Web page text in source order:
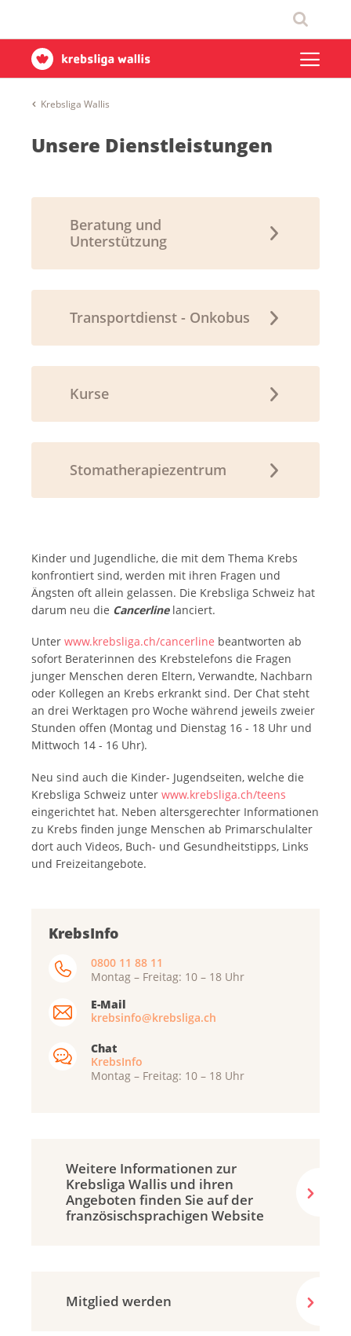
Krebsliga Wallis
Unsere Dienstleistungen
Beratung und
Unterstützung
Transportdienst - Onkobus
Kurse
Stomatherapiezentrum
Kinder und Jugendliche, die mit dem Thema Krebs
konfrontiert sind, werden mit ihren Fragen und
Ängsten oft allein gelassen. Die Krebsliga Schweiz hat
darum neu die Cancerlinelanciert.
Unter www.krebsliga.ch/cancerline beantworten ab
sofort Beraterinnen des Krebstelefons die Fragen
junger Menschen deren Eltern, Verwandte, Nachbarn
oder Kollegen an Krebs erkrankt sind. Der Chat steht
an drei Werktagen pro Woche während jeweils zweier
Stunden offen (Montag und Dienstag 16 - 18 Uhr und
Mittwoch 14 - 16 Uhr).
Neu sind auch die Kinder- Jugendseiten, welche die
Krebsliga Schweiz unter www.krebsliga.ch/teens
eingerichtet hat. Neben altersgerechter Informationen
zu Krebs finden junge Menschen ab Primarschulalter
dort auch Videos, Buch- und Gesundheitstipps, Links
und Freizeitangebote.
KrebsInfo
0800 11 88 11
Montag – Freitag: 10 – 18 Uhr
E-Mail
krebsinfo@krebsliga.ch
Chat
KrebsInfo
Montag – Freitag: 10 – 18 Uhr
Weitere Informationen zur
Krebsliga Wallis und ihren
Angeboten finden Sie auf der
französisch­sprachigen Website
Mitglied werden